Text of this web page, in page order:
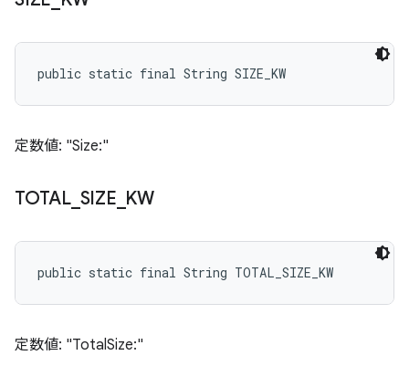
public static final String SIZE_KW
定数値: "Size:"
TOTAL_ SIZE KW
public static final String TOTAL_SIZE_KW
定数値: "TotalSize:"